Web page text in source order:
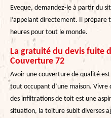
Eveque, demandez-le à partir du
l’appelant directement. Il prépare
heures pour tout le monde.
La gratuité du devis fuite
Couverture 72
Avoir une couverture de qualité
tout occupant d’une maison. Vivre
des infiltrations de toit est une
situation, la toiture subit diverses